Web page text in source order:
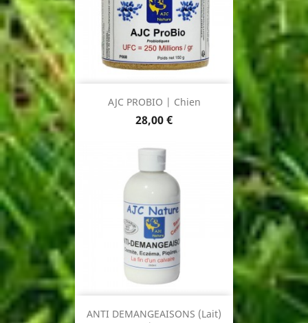
AJC PROBIO | Chien
Prix
28,00 €
ANTI DEMANGEAISONS (Lait)